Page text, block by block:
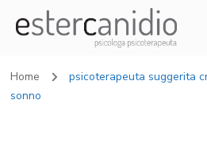
Home
psicoterapeuta suggerita
sonno